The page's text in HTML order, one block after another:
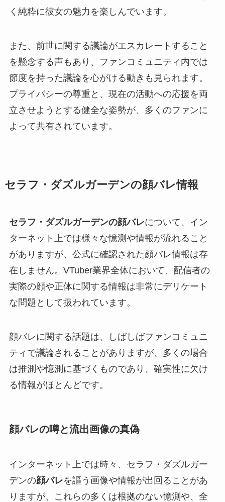
く純粋に彼女の魅力を楽しんでいます。
また、前世に関する議論がエスカレートすること
を懸念する声もあり、ファンコミュニティ内では
節度を持った議論を心がける動きも見られます。
プライバシーの尊重と、現在の活動への応援を両
立させようとする健全な姿勢が、多くのファンに
よって共有されています。
セラフ・ダズルガーデンの顔バレ情報
セラフ・ダズルガーデンの顔バレについて、イン
ターネット上では様々な憶測や情報が流れること
がありますが、公式に確認された顔バレ情報は存
在しません。VTuber業界全体において、配信者の
実際の顔や正体に関する情報は非常にデリケート
な問題として扱われています。
顔バレに関する話題は、しばしばファンコミュニ
ティで議論されることがありますが、多くの場合
は推測や憶測に基づくものであり、確実性に欠け
る情報がほとんどです。
顔バレの噂と流出画像の真偽
インターネット上では時々、セラフ・ダズルガー
デンの顔バレを謳う画像や情報が出回ることがあ
りますが、これらの多くは根拠のない憶測や、全